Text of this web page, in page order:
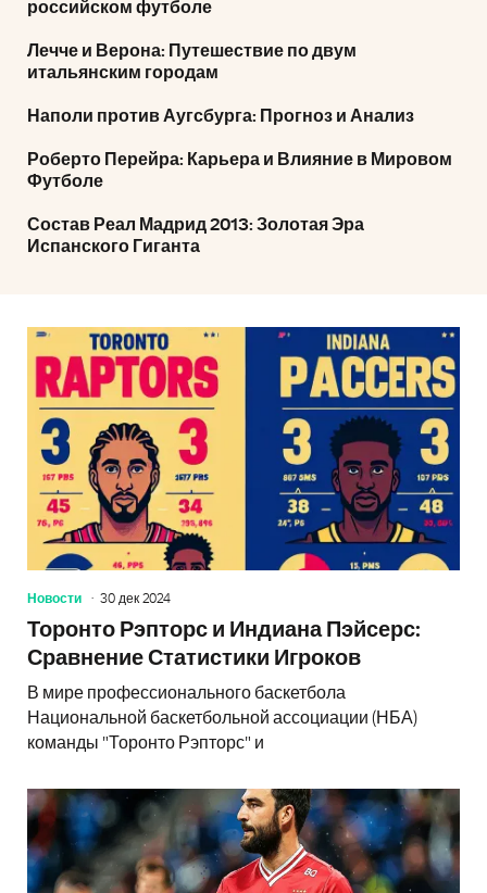
российском футболе
Лечче и Верона: Путешествие по двум
итальянским городам
Наполи против Аугсбурга: Прогноз и Анализ
Роберто Перейра: Карьера и Влияние в Мировом
Футболе
Состав Реал Мадрид 2013: Золотая Эра
Испанского Гиганта
Новости 30 дек 2024
Торонто Рэпторс и Индиана Пэйсерс:
Сравнение Статистики Игроков
В мире профессионального баскетбола
Национальной баскетбольной ассоциации (НБА)
команды "Торонто Рэпторс" и